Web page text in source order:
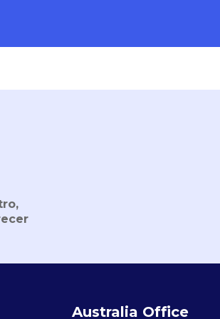
Australia Office